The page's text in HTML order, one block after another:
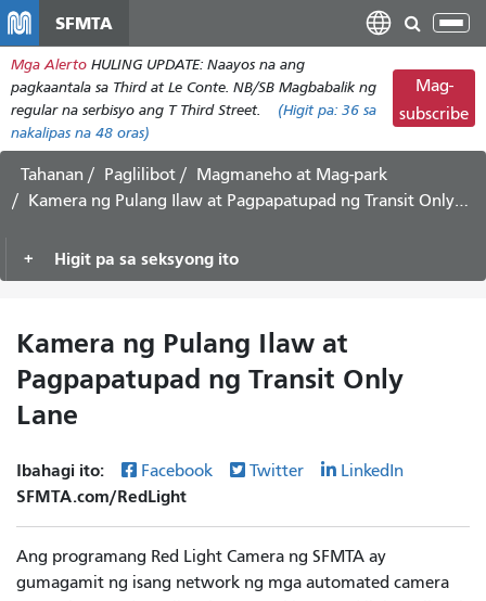
pangunahing
nilalaman
SFMTA
I-
ang
Mga Alerto HULING UPDATE: Naayos na ang
pagkaantala sa Third at Le Conte. NB/SB Magbabalik ng
regular na serbisyo ang T Third Street.
(Higit pa: 36 sa
nakalipas na 48 oras)
Mag-
subscribe
Tahanan Paglilibot
Magmaneho at Mag-park
Kamera ng Pulang Ilaw at Pagpapatupad ng Transit Only Lane
Higit pa sa seksyong ito
Kamera ng Pulang Ilaw at
Pagpapatupad ng Transit Only
Lane
Ibahagi ito: Facebook Twitter LinkedIn
SFMTA.com/RedLight
Ang programang Red Light Camera ng SFMTA ay
gumagamit ng isang network ng mga automated camera